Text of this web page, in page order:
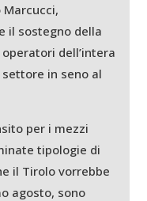
il sostegno della
dell’intera
in seno al
per i mezzi
tipologie di
il Tirolo vorrebbe
agosto, sono